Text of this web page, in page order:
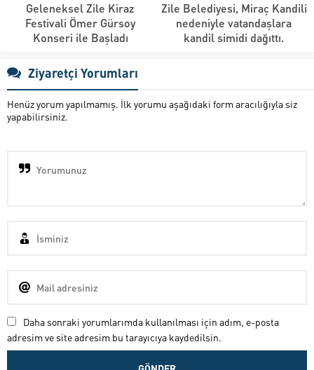
Geleneksel Zile Kiraz
Festivali Ömer Gürsoy
Konseri ile Başladı
Zile Belediyesi, Miraç Kandili
nedeniyle vatandaşlara
kandil simidi dağıttı.
Ziyaretçi Yorumları
Henüz yorum yapılmamış. İlk yorumu aşağıdaki form aracılığıyla siz
yapabilirsiniz.
Daha sonraki yorumlarımda kullanılması için adım, e-posta
adresim ve site adresim bu tarayıcıya kaydedilsin.